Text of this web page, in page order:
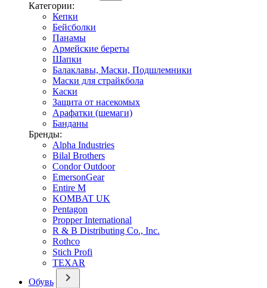
Категории:
Кепки
Бейсболки
Панамы
Армейские береты
Шапки
Балаклавы, Маски, Подшлемники
Маски для страйкбола
Каски
Защита от насекомых
Арафатки (шемаги)
Банданы
Бренды:
Alpha Industries
Bilal Brothers
Condor Outdoor
EmersonGear
Entire M
KOMBAT UK
Pentagon
Propper International
R & B Distributing Co., Inc.
Rothco
Stich Profi
TEXAR
Обувь